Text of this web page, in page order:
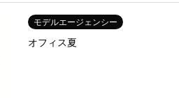
モデルエージェンシー
オフィス夏